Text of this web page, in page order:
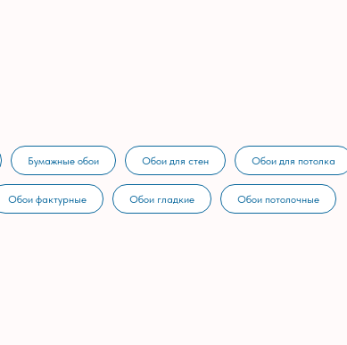
Бумажные обои Обои для стен Обои для потолка
Обои фактурные Обои гладкие Обои потолочные